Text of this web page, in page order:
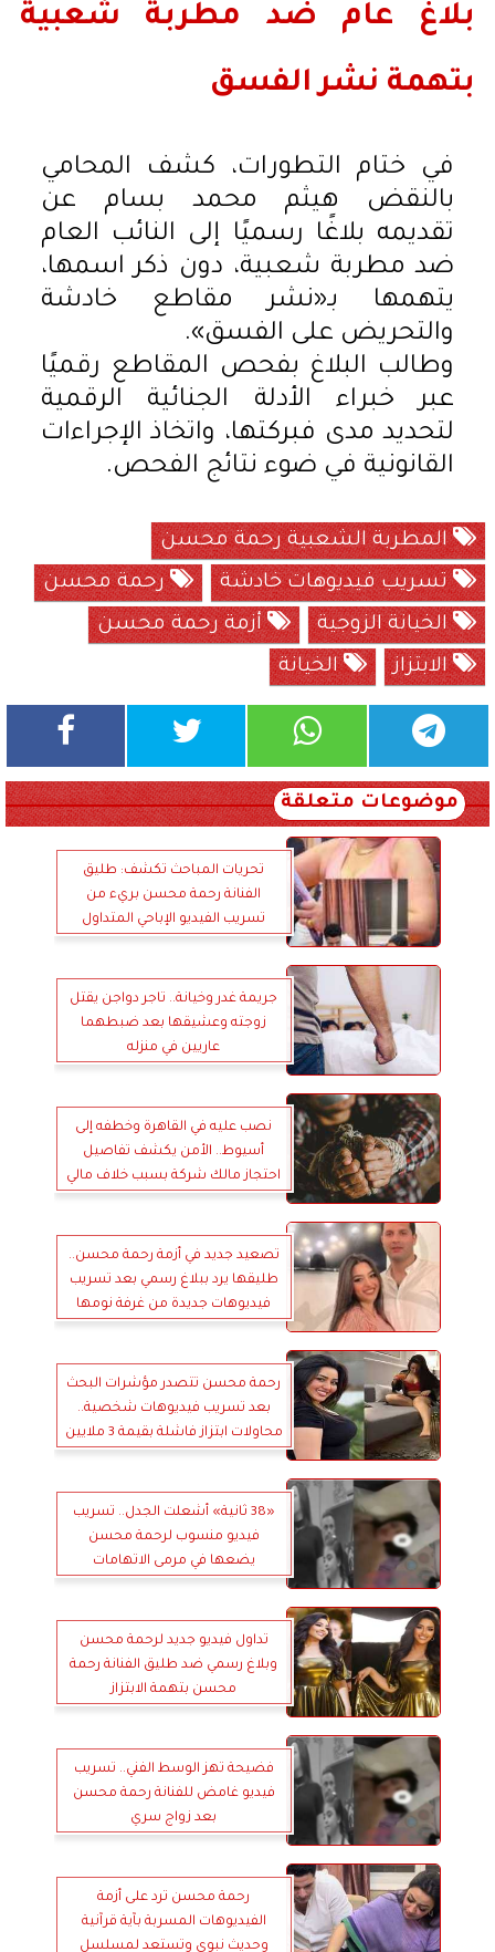
بلاغ عام ضد مطربة شعبية
بتهمة نشر الفسق
في ختام التطورات، كشف المحامي
بالنقض هيثم محمد بسام عن
تقديمه بلاغًا رسميًا إلى النائب العام
ضد مطربة شعبية، دون ذكر اسمها،
يتهمها بـ«نشر مقاطع خادشة
والتحريض على الفسق».
وطالب البلاغ بفحص المقاطع رقميًا
عبر خبراء الأدلة الجنائية الرقمية
لتحديد مدى فبركتها، واتخاذ الإجراءات
القانونية في ضوء نتائج الفحص.
المطربة الشعبية رحمة محسن
تسريب فيديوهات خادشة
رحمة محسن
الخيانة الزوجية
أزمة رحمة محسن
الابتزاز
الخيانة
موضوعات متعلقة
تحريات المباحث تكشف: طليق
الفنانة رحمة محسن بريء من
تسريب الفيديو الإباحي المتداول
جريمة غدر وخيانة.. تاجر دواجن يقتل
زوجته وعشيقها بعد ضبطهما
عاريين في منزله
نصب عليه في القاهرة وخطفه إلى
أسيوط.. الأمن يكشف تفاصيل
احتجاز مالك شركة بسبب خلاف مالي
تصعيد جديد في أزمة رحمة محسن..
طليقها يرد ببلاغ رسمي بعد تسريب
فيديوهات جديدة من غرفة نومها
رحمة محسن تتصدر مؤشرات البحث
بعد تسريب فيديوهات شخصية..
محاولات ابتزاز فاشلة بقيمة 3 ملايين
«38 ثانية» أشعلت الجدل.. تسريب
فيديو منسوب لرحمة محسن
يضعها في مرمى الاتهامات
تداول فيديو جديد لرحمة محسن
وبلاغ رسمي ضد طليق الفنانة رحمة
محسن بتهمة الابتزاز
فضيحة تهز الوسط الفني.. تسريب
فيديو غامض للفنانة رحمة محسن
بعد زواج سري
رحمة محسن ترد على أزمة
الفيديوهات المسربة بآية قرآنية
وحديث نبوي وتستعد لمسلسل